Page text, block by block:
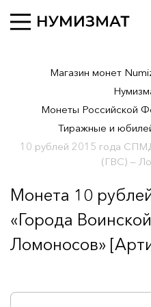
Магазин монет
Монеты Российской
Тиражные и
10 рублей 2015 года
(ГВС) —
Монета 10
«Города
Ломоносов»